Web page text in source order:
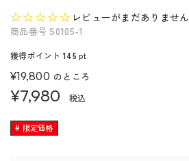
レビューがまだありません
商品番号 S0105-1
獲得ポイント 145 pt
¥19,800 のところ
¥7,980 税込
限定価格